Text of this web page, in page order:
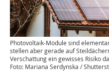
Photovoltaik-Module sind
stellen aber gerade auf
Verschattung ein gewisses Risiko
Foto: Mariana Serdynska /